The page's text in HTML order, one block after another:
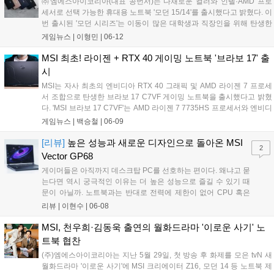
세서로 선택 가능한 휴대용 노트북 '모던 15/14'를 출시했다고 밝혔다. 이
번 출시된 '모던 시리즈'는 이동이 많은 대학생과 직장인을 위해 탄생한
얇고 가벼운 15/14인치 비즈니스 노트북이다. 깔끔하고 차분한 '클래식
게임뉴스 | 이형민 | 06-12
MSI 최초! 라이젠 + RTX 40 게이밍 노트북 '브라보 17' 출
시
MSI는 자사 최초의 엔비디아 RTX 40 그래픽 및 AMD 라이젠 7 프로세
서 조합으로 탄생한 브라보 17 C7VF 게이밍 노트북을 출시했다고 밝혔
다. 'MSI 브라보 17 C7VF'는 AMD 라이젠 7 7735HS 프로세서와 엔비디
아 지포스 RTX 4060 그래픽을 탑재했다. 고성능과 고효율을 바탕으로
제공한다....
게임뉴스 | 백승철 | 06-09
[리뷰] 높은 성능과 새로운 디자인으로 돌아온 MSI
Vector GP68
게이머들은 아직까지 데스크탑 PC를 선호하는 편이다. 왜냐고 묻
는다면 역시 궁극적인 이유는 더 높은 성능으로 즐길 수 있기 때
문이 아닐까. 노트북과는 반대로 전력에 제한이 없어 CPU 혹은
GPU 등 최대 성능으로 끌어올릴 수 있으니까. 이외에도 여러 방
이유다. 다만, 요즘 나오는 게이밍 노...
리뷰 | 이현수 | 06-08
2
MSI, 천우희·김동욱 출연의 월화드라마 '이로운 사기' 노
트북 협찬
(주)엠에스아이코리아는 지난 5월 29일, 첫 방송 후 화제를 모은 tvN 새
월화드라마 '이로운 사기'에 MSI 크리에이터 Z16, 모던 14 등 노트북 제